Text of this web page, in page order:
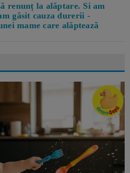
renunț la alăptare. Si am
găsit cauza durerii -
mame care alăptează